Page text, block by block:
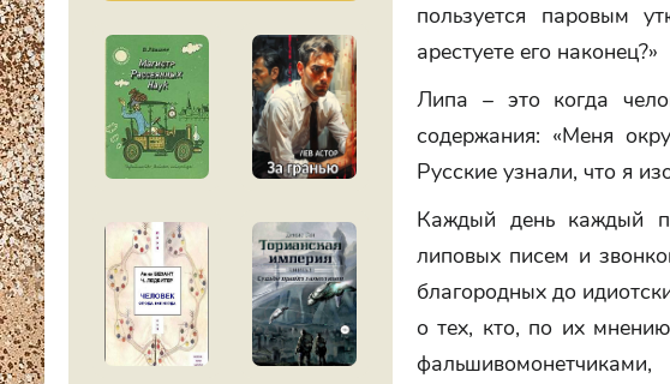
пользуется паровым
арестуете его наконец?»
Липа – это когда
содержания: «Меня
Русские узнали, что я
Каждый день каждый
липовых писем и
благородных до
о тех, кто, по их